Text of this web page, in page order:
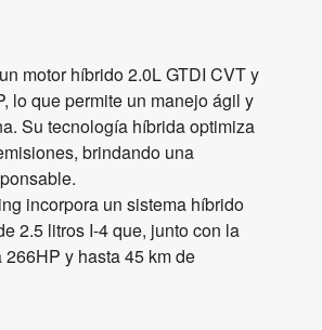
motor híbrido 2.0L GTDI CVT y
lo que permite un manejo ágil y
Su tecnología híbrida optimiza
brindando una
incorpora un sistema híbrido
2.5 litros I-4 que, junto con la
y hasta 45 km de